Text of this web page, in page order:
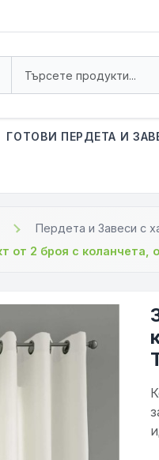
ГОТОВИ ПЕРДЕТА И
Пердета и Завеси с
от 2 броя с